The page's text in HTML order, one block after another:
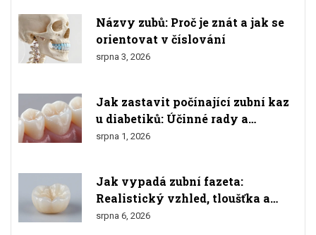
Názvy zubů: Proč je znát a jak se
orientovat v číslování
srpna 3, 2026
Jak zastavit počínající zubní kaz
u diabetiků: Účinné rady a
prevence
srpna 1, 2026
Jak vypadá zubní fazeta:
Realistický vzhled, tloušťka a
srovnání s přírodními zuby
srpna 6, 2026